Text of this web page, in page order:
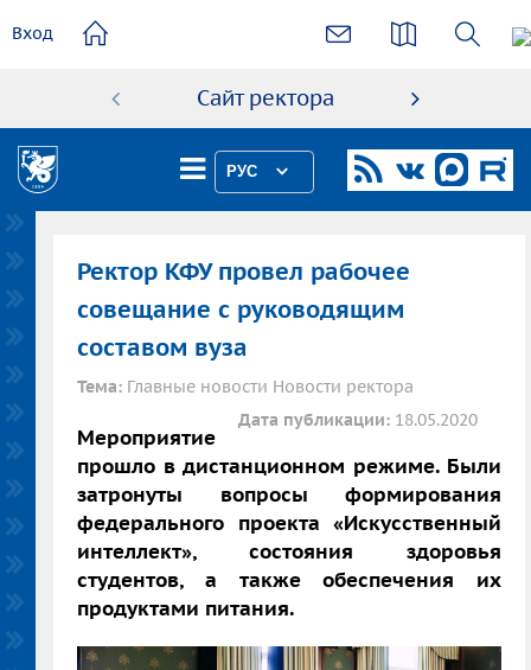
содержанию
Вход
Сайт ректора
РУС
Ректор КФУ провел рабочее
совещание с руководящим
составом вуза
Тема: Главные новости Новости ректора
Дата публикации: 18.05.2020
Мероприятие
прошло в дистанционном режиме. Были
затронуты вопросы формирования
федерального проекта «Искусственный
интеллект», состояния здоровья
студентов, а также обеспечения их
продуктами питания.